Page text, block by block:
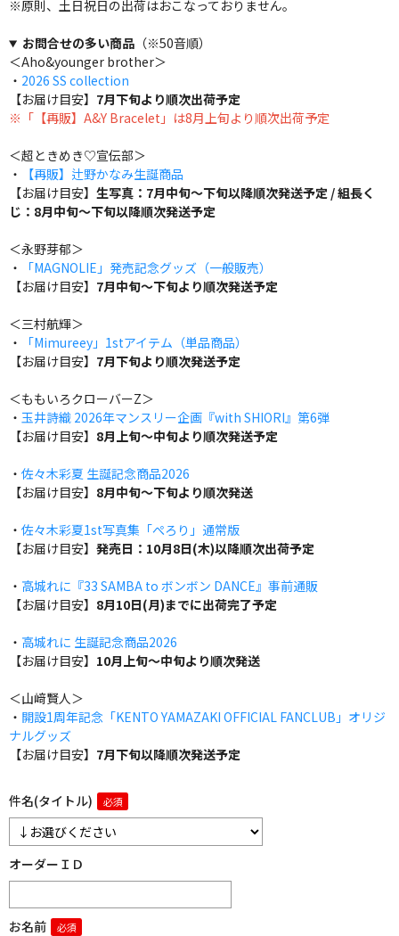
※原則、土日祝日の出荷はおこなっておりません。
お問合せの多い商品（※50音順）
＜Aho&younger brother＞
・ 2026 SS collection
【お届け目安】 7月下旬より順次出荷予定
※「【再販】A&Y Bracelet」は8月上旬より順次出荷予定
＜超ときめき♡宣伝部＞
・
【再販】辻野かなみ生誕商品
【お届け目安】 生写真：7月中旬～下旬以降順次発送予定 / 組長く
じ：8月中旬～下旬以降順次発送予定
＜永野芽郁＞
・
「MAGNOLIE」発売記念グッズ（一般販売）
【お届け目安】 7月中旬～下旬より順次発送予定
＜三村航輝＞
・
「Mimureey」1stアイテム（単品商品）
【お届け目安】 7月下旬より順次発送予定
＜ももいろクローバーZ＞
・ 玉井詩織 2026年マンスリー企画『with SHIORI』第6弾
【お届け目安】 8月上旬～中旬より順次発送予定
・ 佐々木彩夏 生誕記念商品2026
【お届け目安】 8月中旬～下旬より順次発送
・ 佐々木彩夏1st写真集「ぺろり」通常版
【お届け目安】 発売日：10月8日(木)以降順次出荷予定
・ 高城れに『33 SAMBA to ボンボン DANCE』事前通販
【お届け目安】 8月10日(月)までに出荷完了予定
・ 高城れに 生誕記念商品2026
【お届け目安】 10月上旬～中旬より順次発送
＜山﨑賢人＞
・ 開設1周年記念「KENTO YAMAZAKI OFFICIAL FANCLUB」オリジ
ナルグッズ
【お届け目安】 7月下旬以降順次発送予定
件名(タイトル)
オーダーＩＤ
お名前